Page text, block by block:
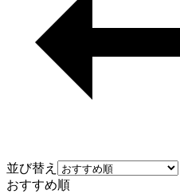
並び替え
おすすめ順